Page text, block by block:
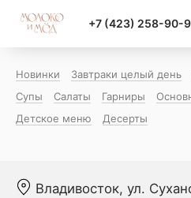
+7 (423) 258-90-
Новинки Завтраки целый день
Супы
Салаты Гарниры
Детское меню
Десерты
Владивосток, ул.